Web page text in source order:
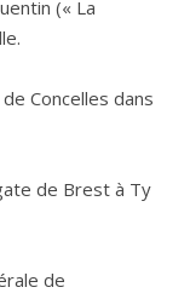
(« La
Concelles dans
de Brest à Ty
de